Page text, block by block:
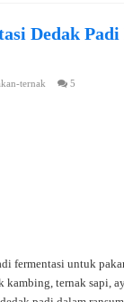
Dedak
ternak 5
fermentasi untuk
kambing, ternak sapi,